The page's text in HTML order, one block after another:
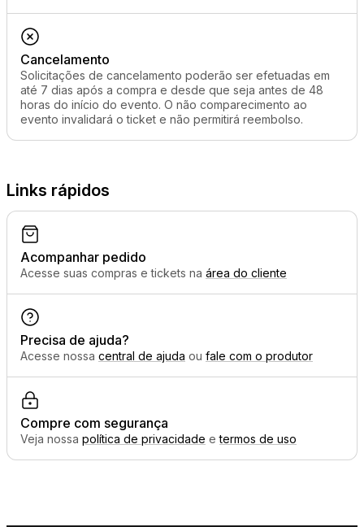
Cancelamento
Solicitações de cancelamento poderão ser efetuadas em
até 7 dias após a compra e desde que seja antes de 48
horas do início do evento. O não comparecimento ao
evento invalidará o ticket e não permitirá reembolso.
Links rápidos
Acompanhar pedido
Acesse suas compras e tickets na área do cliente
Precisa de ajuda?
Acesse nossa central de ajuda ou fale com o produtor
Compre com segurança
Veja nossa política de privacidade etermos de uso